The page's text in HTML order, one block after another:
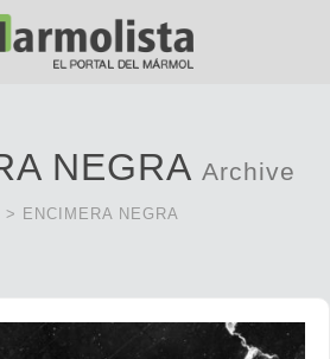
NEGRA Archive
> ENCIMERA NEGRA